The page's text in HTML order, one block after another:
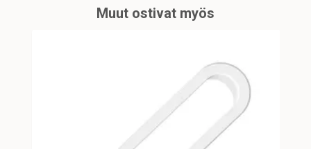
Muut ostivat myös